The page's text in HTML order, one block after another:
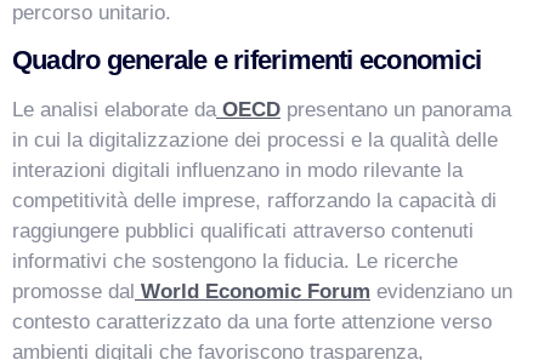
percorso unitario.
Quadro generale e riferimenti economici
Le analisi elaborate da OECD presentano un panorama
in cui la digitalizzazione dei processi e la qualità delle
interazioni digitali influenzano in modo rilevante la
competitività delle imprese, rafforzando la capacità di
raggiungere pubblici qualificati attraverso contenuti
informativi che sostengono la fiducia. Le ricerche
promosse dal World Economic Forum evidenziano un
contesto caratterizzato da una forte attenzione verso
ambienti digitali che favoriscono trasparenza,
Salve! Sono VismarChat, l'agente AI di Vismarcorp. In
cosa possiamo esserti utile?